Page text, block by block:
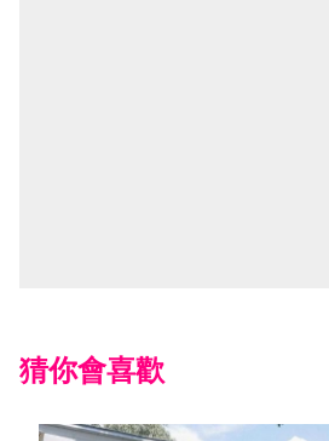
猜你會喜歡